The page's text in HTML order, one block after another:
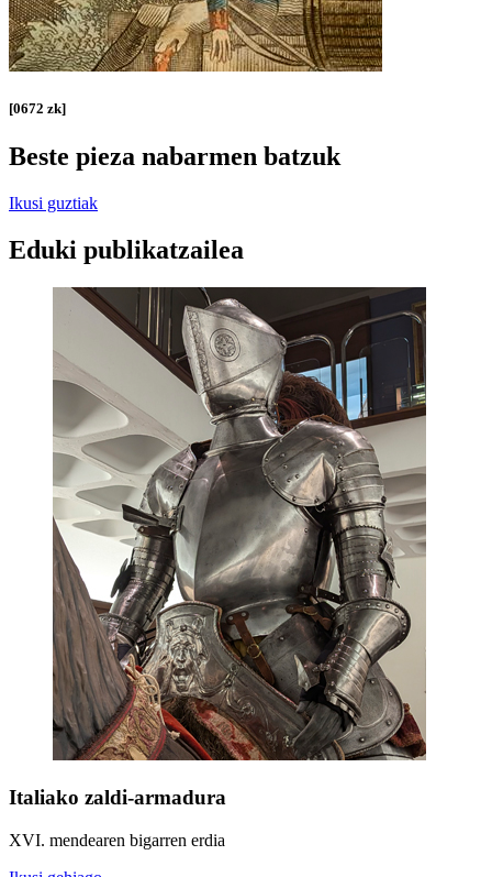
[0672 zk]
Beste pieza nabarmen batzuk
Ikusi guztiak
Eduki publikatzailea
Italiako zaldi-armadura
XVI. mendearen bigarren erdia